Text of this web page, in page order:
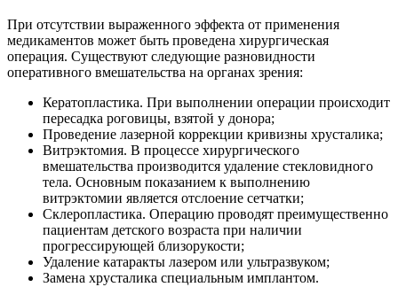
При отсутствии выраженного эффекта от применения
медикаментов может быть проведена хирургическая
операция. Существуют следующие разновидности
оперативного вмешательства на органах зрения:
Кератопластика. При выполнении операции происходит
пересадка роговицы, взятой у донора;
Проведение лазерной коррекции кривизны хрусталика;
Витрэктомия. В процессе хирургического
вмешательства производится удаление стекловидного
тела. Основным показанием к выполнению
витрэктомии является отслоение сетчатки;
Склеропластика. Операцию проводят преимущественно
пациентам детского возраста при наличии
прогрессирующей близорукости;
Удаление катаракты лазером или ультразвуком;
Замена хрусталика специальным имплантом.